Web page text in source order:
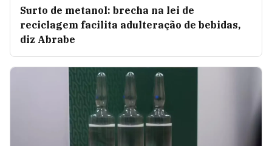
Surto de metanol: brecha na lei de
reciclagem facilita adulteração de bebidas,
diz Abrabe